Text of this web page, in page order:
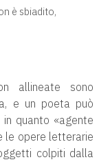
è sbiadito,
allineate sono
e un poeta può
quanto «agente
le opere letterarie
colpiti dalla